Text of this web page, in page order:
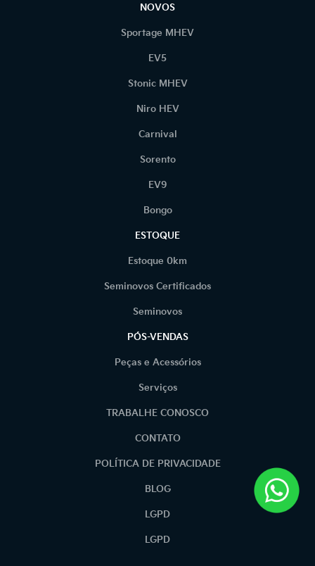
NOVOS
Sportage MHEV
EV5
Stonic MHEV
Niro HEV
Carnival
Sorento
EV9
Bongo
ESTOQUE
Estoque 0km
Seminovos Certificados
Seminovos
PÓS-VENDAS
Peças e Acessórios
Serviços
TRABALHE CONOSCO
CONTATO
POLÍTICA DE PRIVACIDADE
BLOG
LGPD
LGPD